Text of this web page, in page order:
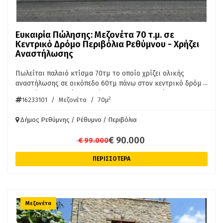
Ευκαιρία Πώλησης: Μεζονέτα 70 τ.μ. σε
Κεντρικό Δρόμο Περιβόλια Ρεθύμνου - Χρήζει
Αναστήλωσης
Πωλείται παλαιό κτίσμα 70τμ το οποίο χρίζει ολικής
αναστήλωσης σε οικόπεδο 60τμ πάνω στον κεντρικό δρόμο
επαγγελματική εκμετάλλευση λόγο του οτι εχει πρόσοψη
90.000€ Περισσότερες πληροφορίες στο τηλέφωνο
...
16233101 / Μεζονέτα / 70μ2
Δήμος Ρεθύμνης / Ρέθυμνο / Περιβόλια
€ 99.000€ 90.000
ΠΕΡΙΣΣΟΤΕΡΑ
Μεζονέτα